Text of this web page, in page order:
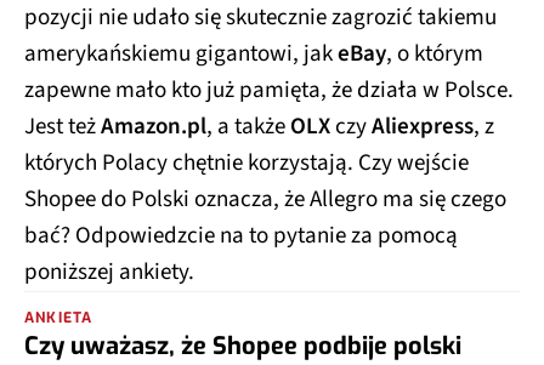
pozycji nie udało się skutecznie zagrozić takiemu
amerykańskiemu gigantowi, jakeBay, o którym
zapewne mało kto już pamięta, że działa w Polsce.
Jest teżAmazon.pl, a takżeOLXczyAliexpress, z
których Polacy chętnie korzystają. Czy wejście
Shopee do Polski oznacza, że Allegro ma się czego
bać? Odpowiedzcie na to pytanie za pomocą
poniższej ankiety.
ANKIETA
Czy uważasz, że Shopee podbije polski